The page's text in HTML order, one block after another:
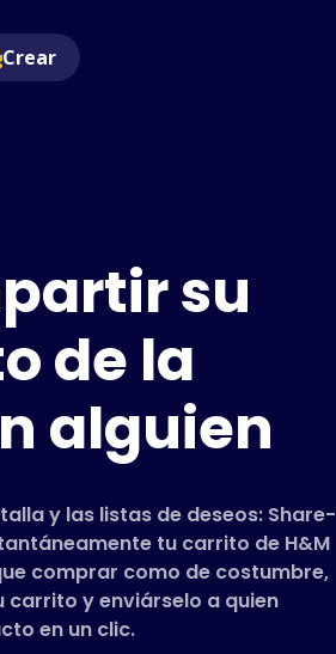
Crear
su
de la
alguien
y las listas de deseos: Share-
tu carrito de H&M
comprar como de costumbre,
y enviárselo a quien
en un clic.